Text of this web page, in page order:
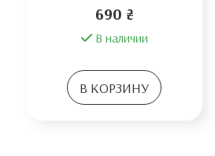
690 ₴
В наличии
В КОРЗИНУ